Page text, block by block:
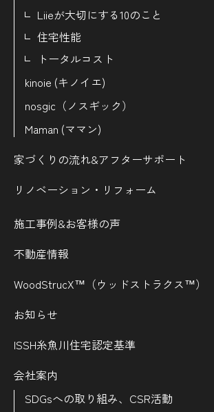
Liieが大切にする10のこと
住宅性能
トータルコスト
kinoie (キノイエ)
nosgic（ノスギック）
Maman (ママン)
家づくりの流れ&アフターサポート
リノベーション・リフォーム
施工事例&お客様の声
不動産情報
WoodStrucX™（ウッドストラクス™）
お知らせ
ISSH糸魚川住宅認定基準
会社案内
SDGsへの取り組み、CSR活動